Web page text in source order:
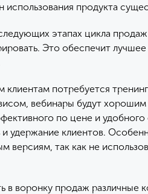
использования продукта
этапах цикла
Это обеспечит
клиентам потребуется
вебинары будут
по цене и
и удержание клиентов.
версиям, так как не
в воронку продаж различные